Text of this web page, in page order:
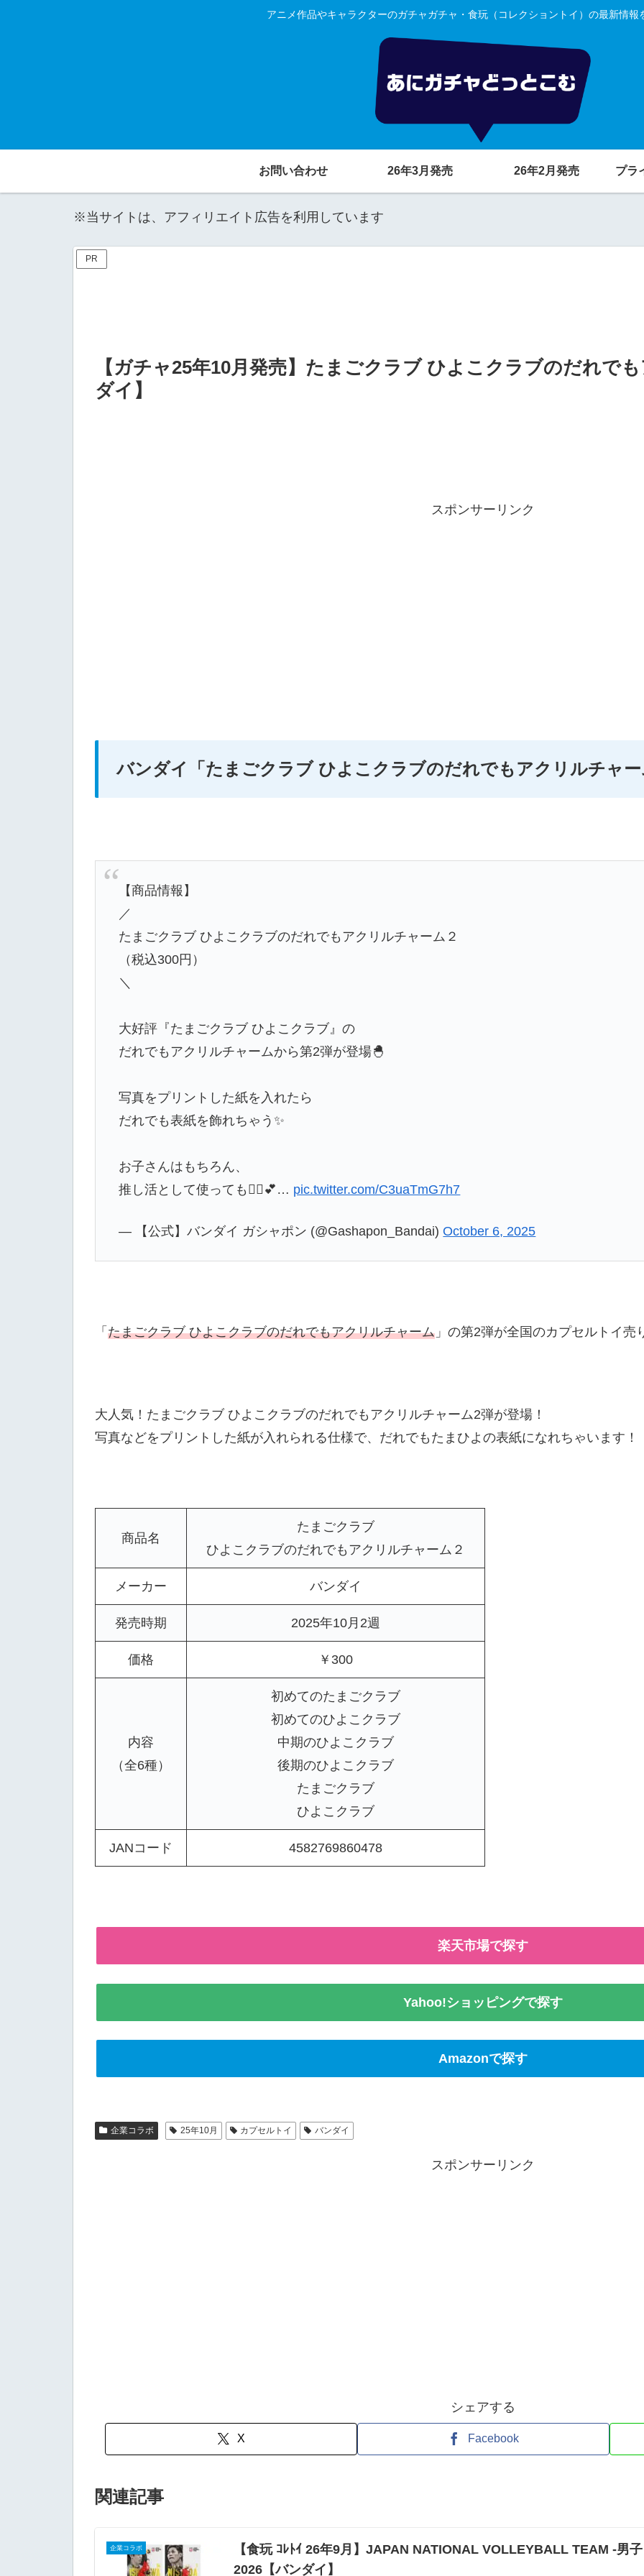
アニメ作品やキャラクターのガチャガチャ・食玩（コレクショントイ）の最新情報
お問い合わせ 26年3月発売 26年2月発売 プラ
※当サイトは、アフィリエイト広告を利用しています
PR
【ガチャ25年10月発売】たまごクラブ ひよこクラブのだれで
ダイ】
スポンサーリンク
バンダイ 「たまごクラブ ひよこクラブのだれでもアクリルチャ
【商品情報】
／
たまごクラブ ひよこクラブのだれでもアクリルチャーム２
（税込300円）
＼
大好評『たまごクラブ ひよこクラブ』の
だれでもアクリルチャームから第2弾が登場🐣
写真をプリントした紙を入れたら
だれでも表紙を飾れちゃう✨
お子さんはもちろん、
推し活として使っても🙆‍♀️💕… pic.twitter.com/C3uaTmG7h7
— 【公式】バンダイ ガシャポン (@Gashapon_Bandai)October 6, 2025
「 たまごクラブ ひよこクラブのだれでもアクリルチャーム 」の第2弾が全国のカプセルトイ売
大人気！たまごクラブ ひよこクラブのだれでもアクリルチャーム2弾が登場！
写真などをプリントした紙が入れられる仕様で、だれでもたまひよの表紙になれちゃいます！
商品名
たまごクラブ
ひよこクラブのだれでもアクリルチャーム２
メーカー バンダイ
発売時期 2025年10月2週
価格 ￥300
内容
（全6種）
初めてのたまごクラブ
初めてのひよこクラブ
中期のひよこクラブ
後期のひよこクラブ
たまごクラブ
ひよこクラブ
JANコード 4582769860478
楽天市場で探す
Yahoo!ショッピングで探す
Amazonで探す
企業コラボ 25年10月 カプセルトイ バンダイ
スポンサーリンク
シェアする
X Facebook
関連記事
企業コラボ
【食玩 ｺﾚﾄｲ 26年9月】JAPAN NATIONAL VOLLEYBALL TEAM -男
2026【バンダイ】